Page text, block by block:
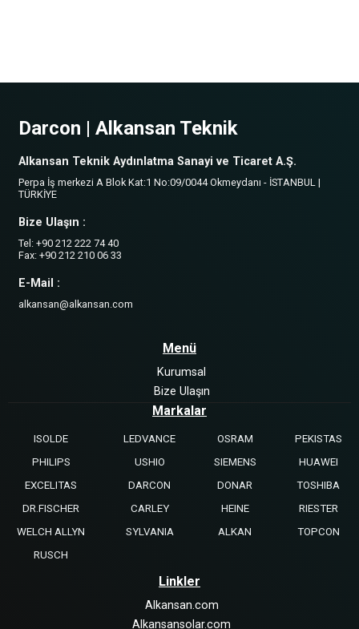
Darcon | Alkansan Teknik
Alkansan Teknik Aydınlatma Sanayi ve Ticaret A.Ş.
Perpa İş merkezi A Blok Kat:1 No:09/0044 Okmeydanı - İSTANBUL |
TÜRKİYE
Bize Ulaşın :
Tel: +90 212 222 74 40
Fax: +90 212 210 06 33
E-Mail :
alkansan@alkansan.com
Menü
Kurumsal
Bize Ulaşın
Markalar
ISOLDE LEDVANCE OSRAM
PEKISTAS
PHILIPS
USHIO SIEMENS
HUAWEI
EXCELITAS
DARCON DONAR
TOSHIBA
DR.FISCHER
CARLEY HEINE
RIESTER
WELCH ALLYN
SYLVANIA ALKAN
TOPCON
RUSCH
Linkler
Alkansan.com
Alkansansolar.com